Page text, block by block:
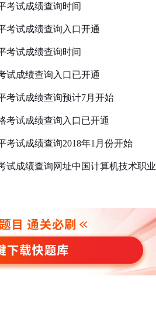
考试成绩查询时间
考试成绩查询入口开通
考试成绩查询时间
试成绩查询入口已开通
考试成绩查询预计7月开始
考试成绩查询入口已开通
考试成绩查询2018年1月份开始
试成绩查询网址中国计算机技术职业